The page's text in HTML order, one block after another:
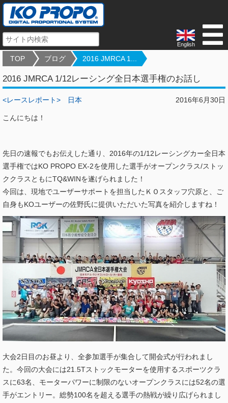
English
TOP ブログ 2016 JMRCA 1...
2016 JMRCA 1/12レーシング全日本選手権のお話し
2016年6月30日
<レースレポート> 日本
こんにちは！
先日の速報でもお伝えした通り、2016年の1/12レーシングカー全日本
選手権ではKO PROPO EX-2を使用した選手がオープンクラス/ストッ
ククラスともにTQ&WINを遂げられました！
今回は、現地でユーザーサポートを担当したＫＯスタッフ穴原と、ご
自身もKOユーザーの佐野氏に提供いただいた写真を紹介しますね！
大会2日目のお昼より、全参加選手が集合して開会式が行われまし
た。今回の大会には21.5Tストックモーターを使用するスポーツクラ
スに63名、モーターパワーに制限のないオープンクラスには52名の選
手がエントリー。総勢100名を超える選手の熱戦が繰り広げられまし